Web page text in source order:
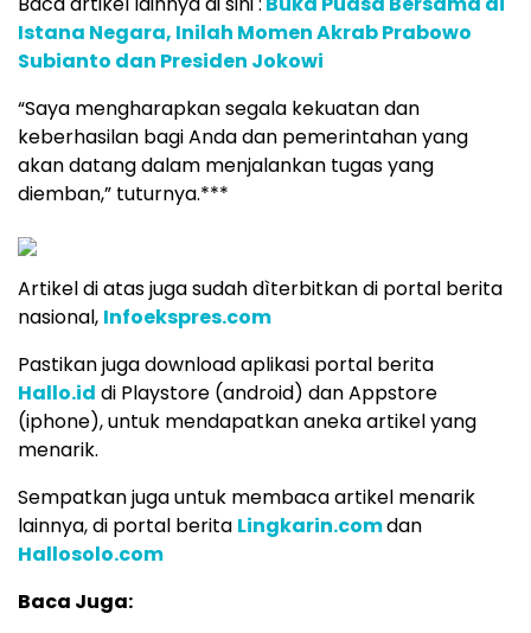
Istana Negara, Inilah Momen Akrab Prabowo
Subianto dan Presiden Jokowi
“Saya mengharapkan segala kekuatan dan
keberhasilan bagi Anda dan pemerintahan yang
akan datang dalam menjalankan tugas yang
diemban,” tuturnya.***
Artikel di atas juga sudah dìterbitkan di portal berita
nasional, Infoekspres.com
Pastikan juga download aplikasi portal berita
Hallo.id di Playstore (android) dan Appstore
(iphone), untuk mendapatkan aneka artikel yang
menarik.
Sempatkan juga untuk membaca artikel menarik
lainnya, di portal berita Lingkarin.comdan
Hallosolo.com
Baca Juga: